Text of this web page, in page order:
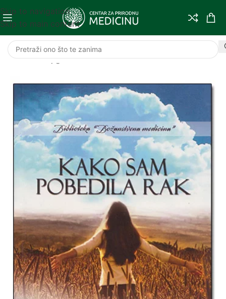
Skip to navigation
Skip to main content
Početna/Knjige